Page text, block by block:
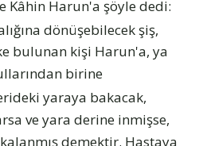
Kâhin Harun'a şöyle dedi:
dönüşebilecek şiş,
bulunan kişi Harun'a, ya
birine
yaraya bakacak,
ve yara derine inmişse,
demektir. Hastaya